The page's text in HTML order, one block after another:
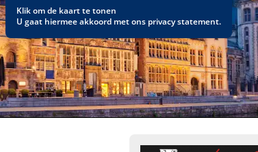
Klik om de kaart te tonen
U gaat hiermee akkoord met ons privacy statement.